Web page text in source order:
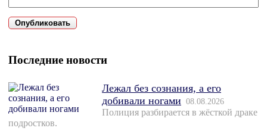
Последние новости
Лежал без сознания, а его
добивали ногами 08.08.2026
Полиция разбирается в жёсткой драке
подростков.